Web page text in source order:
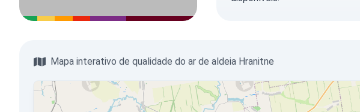
Mapa interativo de qualidade do ar de aldeia Hranitne